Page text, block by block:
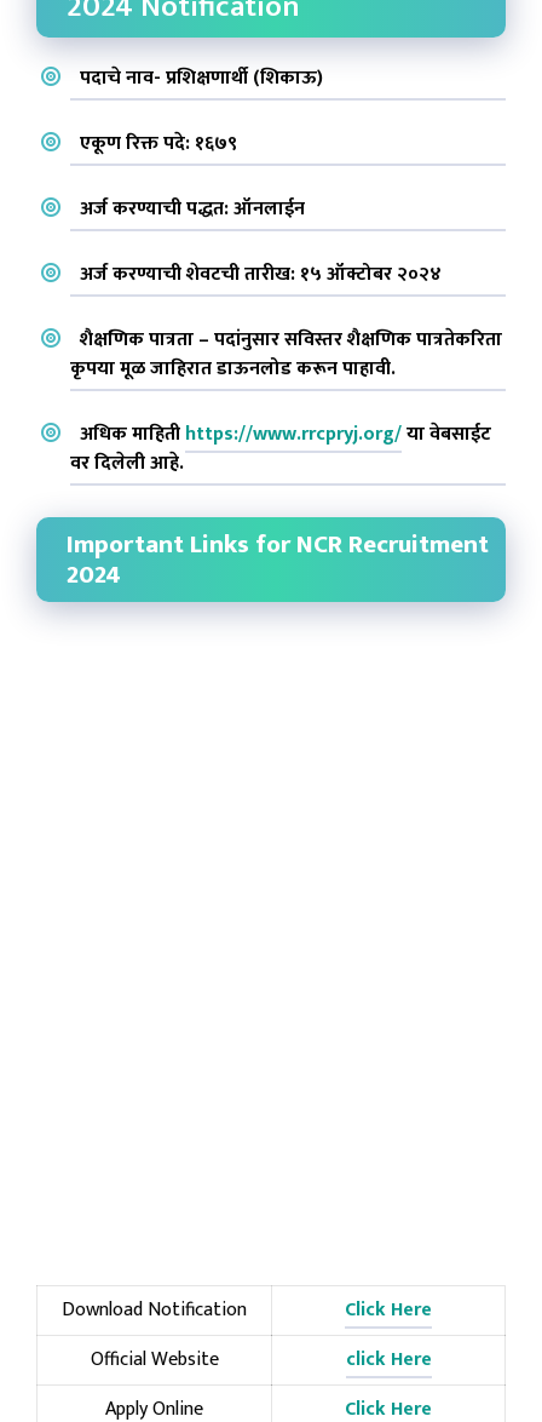
पदाचे नाव- प्रशिक्षणार्थी (शिकाऊ)
एकूण रिक्त पदे:१६७९
अर्ज करण्याची पद्धत: ऑनलाईन
अर्ज करण्याची शेवटची तारीख:१५ ऑक्टोबर २०२४
शैक्षणिक पात्रता – पदांनुसार सविस्तर शैक्षणिक पात्रतेकरिता
कृपया मूळ जाहिरात डाऊनलोड करून पाहावी.
अधिक माहितीhttps://www.rrcpryj.org/या वेबसाईट
वर दिलेली आहे.
Important Links for NCR Recruitment
2024
Download Notification
Click Here
Official Website
click Here
Apply Online
Click Here